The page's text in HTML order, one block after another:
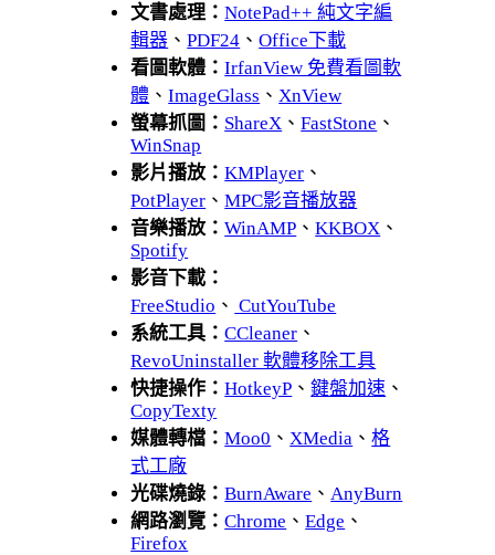
文書處理：NotePad++ 純文字編
輯器 、PDF24 、Office下載
看圖軟體：IrfanView 免費看圖軟
體 、ImageGlass 、 XnView
螢幕抓圖： ShareX 、FastStone 、
WinSnap
影片播放：KMPlayer 、
PotPlayer 、MPC影音播放器
音樂播放：WinAMP 、KKBOX 、
Spotify
影音下載：
FreeStudio 、 CutYouTube
系統工具：CCleaner 、
RevoUninstaller 軟體移除工具
快捷操作：HotkeyP 、鍵盤加速 、
CopyTexty
媒體轉檔：Moo0 、 XMedia 、格
式工廠
光碟燒錄：BurnAware 、 AnyBurn
網路瀏覽：Chrome 、Edge 、
Firefox